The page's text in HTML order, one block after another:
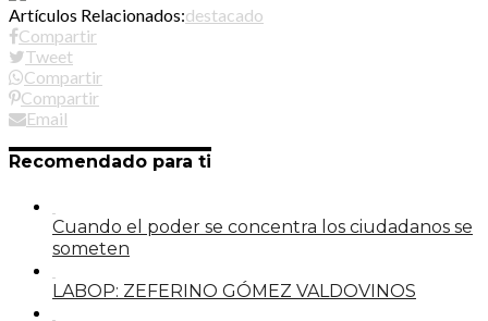
Artículos Relacionados:destacado
Compartir
Tweet
Compartir
Compartir
Email
Recomendado para ti
Cuando el poder se concentra los ciudadanos se
someten
LABOP: ZEFERINO GÓMEZ VALDOVINOS